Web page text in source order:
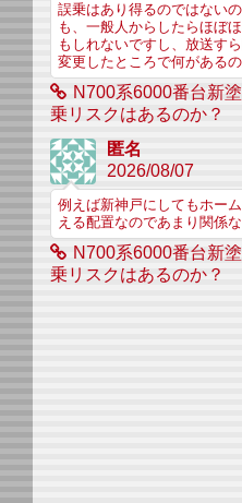
誤乗はあり得るのではない
も、一般人からしたらほぼ
もしれないですし、放送す
変更したところで何がある
N700系6000番台新
乗リスクはあるのか？
匿名
2026/08/07
例えば新神戸にしてもホー
える配置なのであまり関係
N700系6000番台新
乗リスクはあるのか？